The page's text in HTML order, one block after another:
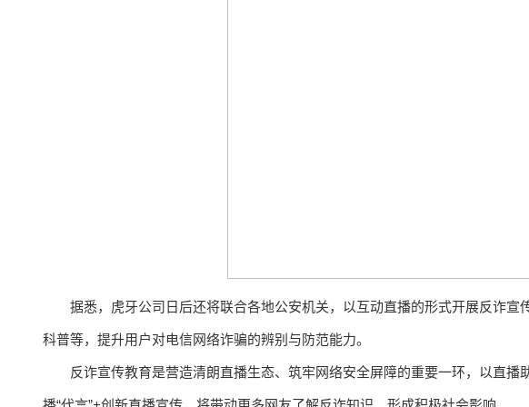
据悉，虎牙公司日后还将联合各地公安机关，以互动直播的形式开展反诈
科普等，提升用户对电信网络诈骗的辨别与防范能力。
反诈宣传教育是营造清朗直播生态、筑牢网络安全屏障的重要一环，以直